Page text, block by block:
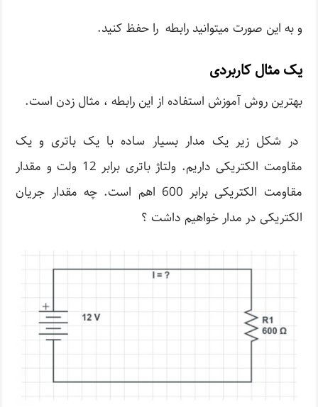
و به این صورت می­توانید رابطه را حفظ کنید.
یک مثال کاربردی
بهترین روش آموزش استفاده از این رابطه ، مثال زدن است.
در شکل زیر یک مدار بسیار ساده با یک باتری و یک
مقاومت الکتریکی داریم. ولتاژ باتری برابر 12 ولت و مقدار
مقاومت الکتریکی برابر 600 اهم است. چه مقدار جریان
الکتریکی در مدار خواهیم داشت ؟